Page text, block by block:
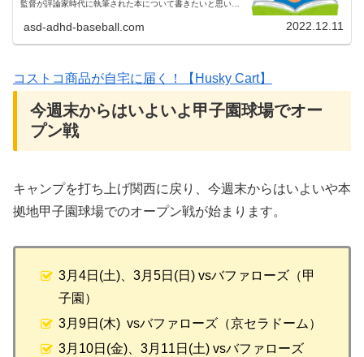
監督が評論家時代に執筆された本について書きたいと思いま
刊されたものですが、...
asd-adhd-baseball.com 2022.12.11
コストコ商品が自宅に届く！【Husky Cart】
今週末からはいよいよ甲子園球場でオー
プン戦
キャンプを打ち上げ関西に戻り、今週末からはいよいや本
拠地甲子園球場でのオープン戦が始まります。
3月4日(土)、3月5日(日) vsバファローズ（甲
子園）
3月9日(木) vsバファローズ（京セラドーム）
3月10日(金)、3月11日(土) vsバファローズ